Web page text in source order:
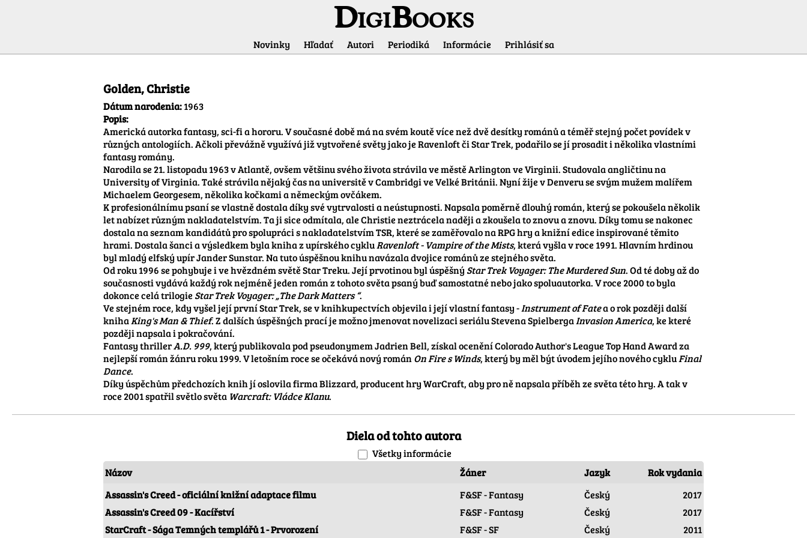
DigiBooks
Novinky Hľadať Autori Periodiká Informácie Prihlásiť sa
Golden, Christie
Dátum narodenia:1963
Popis:
Americká autorka fantasy, sci-fi a hororu. V současné době má na svém koutě více než dvě desítky románů a téměř stejný počet povídek v
různých antologiích. Ačkoli převážně využívá již vytvořené světy jako je Ravenloft či Star Trek, podařilo se jí prosadit i několika vlastními
fantasy romány.
Narodila se 21. listopadu 1963 v Atlantě, ovšem většinu svého života strávila ve městě Arlington ve Virginii. Studovala angličtinu na
University of Virginia. Také strávila nějaký čas na universitě v Cambridgi ve Velké Británii. Nyní žije v Denveru se svým mužem malířem
Michaelem Georgesem, několika kočkami a německým ovčákem.
K profesionálnímu psaní se vlastně dostala díky své vytrvalosti a neústupnosti. Napsala poměrně dlouhý román, který se pokoušela několik
let nabízet různým nakladatelstvím. Ta ji sice odmítala, ale Christie neztrácela naději a zkoušela to znovu a znovu. Díky tomu se nakonec
dostala na seznam kandidátů pro spolupráci s nakladatelstvím TSR, které se zaměřovalo na RPG hry a knižní edice inspirované těmito
hrami. Dostala šanci a výsledkem byla kniha z upírského cyklu Ravenloft - Vampire of the Mists, která vyšla v roce 1991. Hlavním hrdinou
byl mladý elfský upír Jander Sunstar. Na tuto úspěšnou knihu navázala dvojice románů ze stejného světa.
Od roku 1996 se pohybuje i ve hvězdném světě Star Treku. Její prvotinou byl úspěšný Star Trek Voyager: The Murdered Sun. Od té doby až do
současnosti vydává každý rok nejméně jeden román z tohoto světa psaný buď samostatné nebo jako spoluautorka. V roce 2000 to byla
dokonce celá trilogie Star Trek Voyager: „The Dark Matters “.
Ve stejném roce, kdy vyšel její první Star Trek, se v knihkupectvích objevila i její vlastní fantasy - Instrument of Fate a o rok později další
kniha King's Man & Thief. Z dalších úspěšných prací je možno jmenovat novelizaci seriálu Stevena Spielberga Invasion America, ke které
později napsala i pokračování.
Fantasy thriller A.D. 999, který publikovala pod pseudonymem Jadrien Bell, získal ocenění Colorado Author's League Top Hand Award za
nejlepší román žánru roku 1999. V letošním roce se očekává nový román On Fire s Winds, který by měl být úvodem jejího nového cyklu Final
Dance.
Díky úspěchům předchozích knih jí oslovila firma Blizzard, producent hry WarCraft, aby pro ně napsala příběh ze světa této hry. A tak v
roce 2001 spatřil světlo světa Warcraft: Vládce Klanu.
Diela od tohto autora
Všetky informácie
Názov
Žáner Jazyk
Rok vydania
Assassin's Creed - oficiální knižní adaptace filmu
F&SF - Fantasy Český
2017
Assassin's Creed 09 - Kacířství
F&SF - Fantasy Český
2017
StarCraft - Sága Temných templářů 1 - Prvorození
F&SF - SF Český 2011